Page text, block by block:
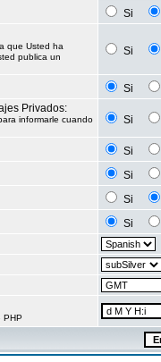
Si
que Usted ha
publica un
Si
Si
Privados:
informarle cuando
Si
Si
Si
Si
Si
PHP